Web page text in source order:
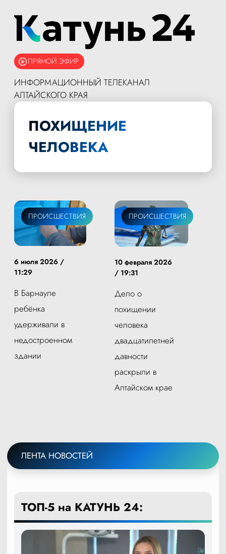
ПРЯМОЙ ЭФИР
ИНФОРМАЦИОННЫЙ ТЕЛЕКАНАЛ
АЛТАЙСКОГО КРАЯ
ПОХИЩЕНИЕ
ЧЕЛОВЕКА
ПРОИСШЕСТВИЯ
6 июля 2026 /
11:29
В Барнауле
ребёнка
удерживали в
недостроенном
здании
ПРОИСШЕСТВИЯ
10 февраля 2026
/ 19:31
Дело о
похищении
человека
двадцатилетней
давности
раскрыли в
Алтайском крае
ЛЕНТА НОВОСТЕЙ
ТОП-5 на КАТУНЬ 24: